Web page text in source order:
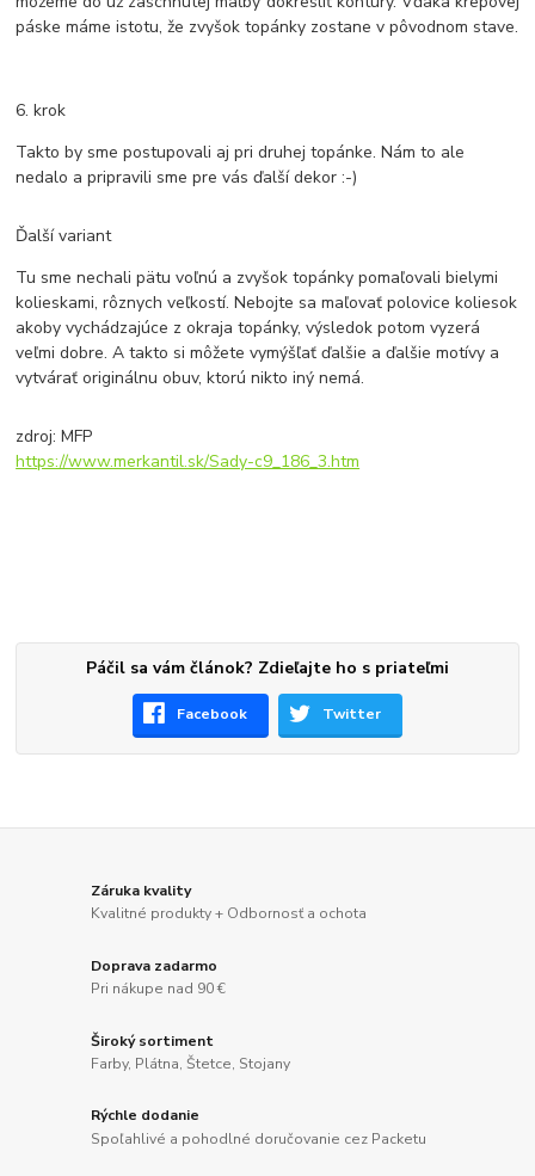
páske máme istotu, že zvyšok topánky zostane v pôvodnom stave.
6. krok
Takto by sme postupovali aj pri druhej topánke. Nám to ale
nedalo a pripravili sme pre vás ďalší dekor :-)
Ďalší variant
Tu sme nechali pätu voľnú a zvyšok topánky pomaľovali bielymi
kolieskami, rôznych veľkostí. Nebojte sa maľovať polovice koliesok
akoby vychádzajúce z okraja topánky, výsledok potom vyzerá
veľmi dobre. A takto si môžete vymýšľať ďalšie a ďalšie motívy a
vytvárať originálnu obuv, ktorú nikto iný nemá.
zdroj: MFP
https://www.merkantil.sk/Sady-c9_186_3.htm
Páčil sa vám článok? Zdieľajte ho s priateľmi
Facebook Twitter
Záruka kvality
Kvalitné produkty + Odbornosť a ochota
Doprava zadarmo
Pri nákupe nad 90 €
Široký sortiment
Farby, Plátna, Štetce, Stojany
Rýchle dodanie
Spoľahlivé a pohodlné doručovanie cez Packetu